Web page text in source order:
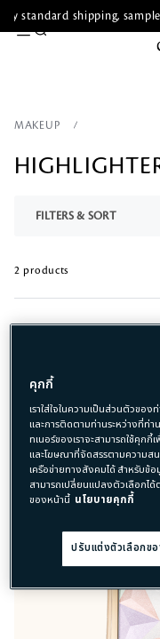
standard shipping,
MAKEUP
FILTERS & SORT
2 products
คุกกี้
เราใส่ใจในความเป็นส่วนตัวของ
และการติดตามท่านระหว่างที่ท่า
ทเนอร์ของเราจะสามารถใช้คุก
และโฆษณาที่จัดสรรตามความส
เครือข่ายทางสังคมได้ สำหรับข้อ
สามารถเปลี่ยนแปลงตัวเลือกไ
ของหน้านี้ นโยบายคุกกี้
ปรับแต่งตัวเลือกข